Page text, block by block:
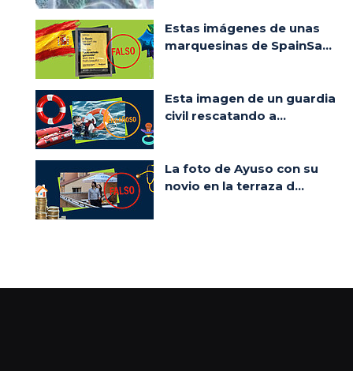
Estas imágenes de unas
marquesinas de SpainSa...
Esta imagen de un guardia
civil rescatando a...
La foto de Ayuso con su
novio en la terraza d...